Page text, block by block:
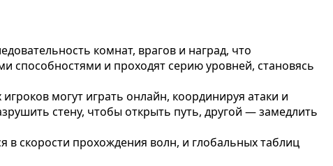
комнат, врагов и наград, что
способностями и проходят серию уровней, становясь
могут играть онлайн, координируя атаки и
стену, чтобы открыть путь, другой — замедлить
скорости прохождения волн, и глобальных таблиц